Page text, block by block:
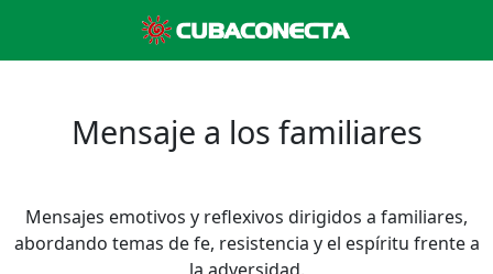
Mensaje a los familiares
Mensajes emotivos y reflexivos dirigidos a familiares,
abordando temas de fe, resistencia y el espíritu frente a